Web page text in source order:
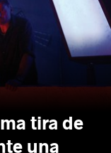
tira de
una